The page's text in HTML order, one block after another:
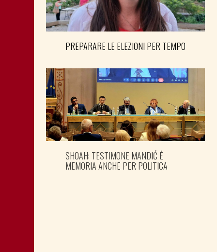
PREPARARE LE ELEZIONI PER TEMPO
SHOAH: TESTIMONE MANDIĆ È
MEMORIA ANCHE PER POLITICA